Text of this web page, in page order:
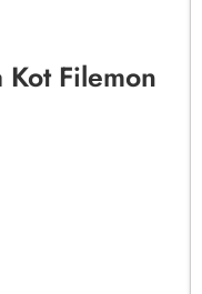
Filemon